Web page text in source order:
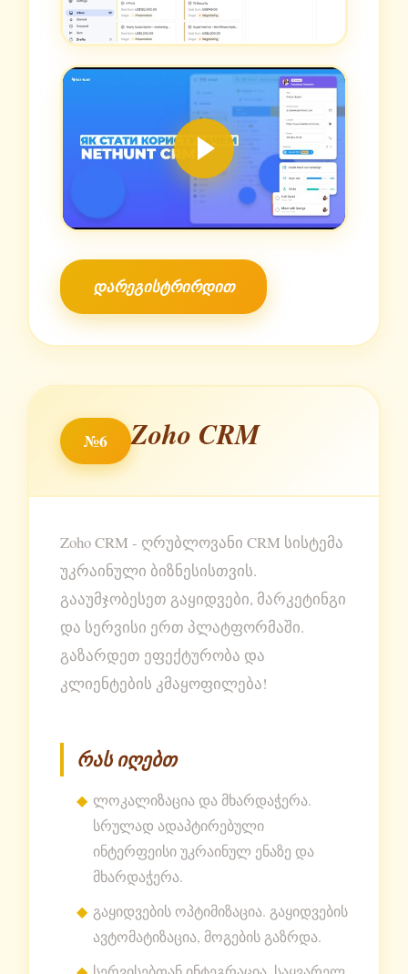
დარეგისტრირდით
№6 Zoho CRM
Zoho CRM - ღრუბლოვანი CRM სისტემა
უკრაინული ბიზნესისთვის.
გააუმჯობესეთ გაყიდვები, მარკეტინგი
და სერვისი ერთ პლატფორმაში.
გაზარდეთ ეფექტურობა და
კლიენტების კმაყოფილება!
რას იღებთ
ლოკალიზაცია და მხარდაჭერა.
სრულად ადაპტირებული
ინტერფეისი უკრაინულ ენაზე და
მხარდაჭერა.
გაყიდვების ოპტიმიზაცია. გაყიდვების
ავტომატიზაცია, მოგების გაზრდა.